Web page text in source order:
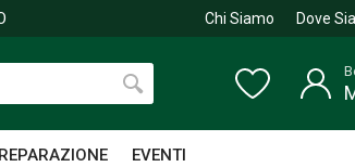
Chi Siamo Dove
EVENTI